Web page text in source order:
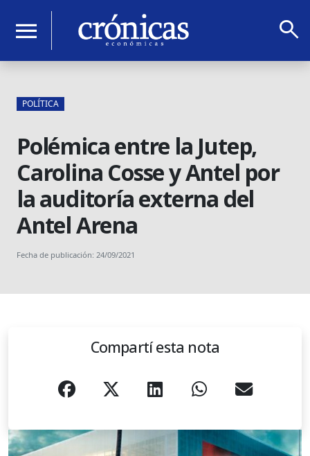
menu search
POLÍTICA
Polémica entre la Jutep,
Carolina Cosse y Antel por
la auditoría externa del
Antel Arena
Fecha de publicación: 24/09/2021
Compartí esta nota